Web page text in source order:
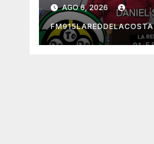
AGO 6, 2026
FM915LAREDDELACOSTA